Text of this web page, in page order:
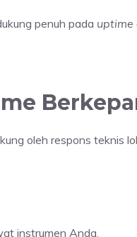
penuh pada uptime
oleh respons teknis
instrumen Anda.